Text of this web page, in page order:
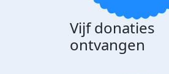
Vijf donaties
ontvangen